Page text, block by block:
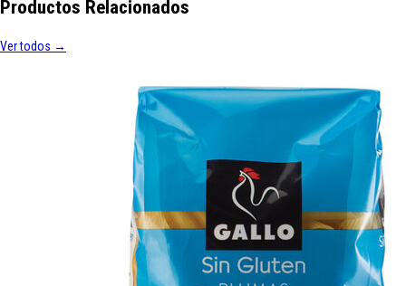
Productos Relacionados
Ver todos →